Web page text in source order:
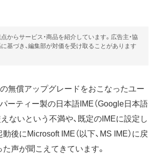
からサービス・商品を紹介しています。広告主・協
基づき、編集部が対価を受け取ることがあります
の無償アップグレードをおこなったユー
ーティー製の日本語IME（Google日本語
えないという不満や、既定のIMEに設定し
後にMicrosoft IME（以下、MS IME）に戻
声が聞こえてきています。